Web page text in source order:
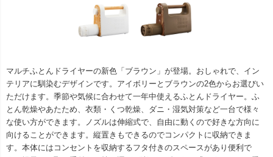
マルチふとんドライヤーの新色「ブラウン」が登場。おしゃれで、イン
テリアに馴染むデザインです。アイボリーとブラウンの2色からお選びい
ただけます。季節や気候に合わせて一年中使えるふとんドライヤー。ふ
とん乾燥やあたため、衣類・くつ乾燥、ダニ・湿気対策など一台で様々
な使い方ができます。ノズルは伸縮式で、自由に動くので好きな方向に
向けることができます。縦置きもできるのでコンパクトに収納できま
す。本体にはコンセントを収納するフタ付きのスペースがあり便利で